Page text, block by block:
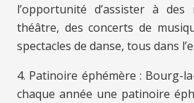
l’opportunité d’assister à des
théâtre, des concerts de
spectacles de danse, tous dans
4. Patinoire éphémère : Bourg-
chaque année une patinoire